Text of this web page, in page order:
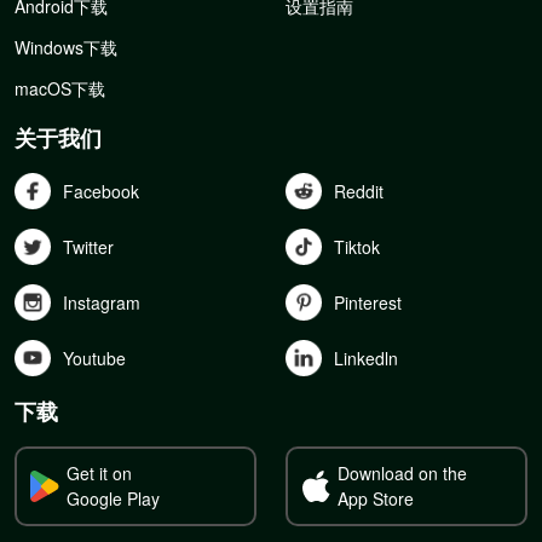
Android下载
Windows下载
macOS下载
设置指南
关于我们
Facebook Reddit
Twitter Tiktok
Instagram Pinterest
Youtube Linkedln
下载
Get it on
Google Play
Download on the
App Store